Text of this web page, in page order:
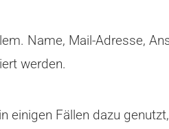
Name, Mail-Adresse,
werden.
einigen Fällen dazu